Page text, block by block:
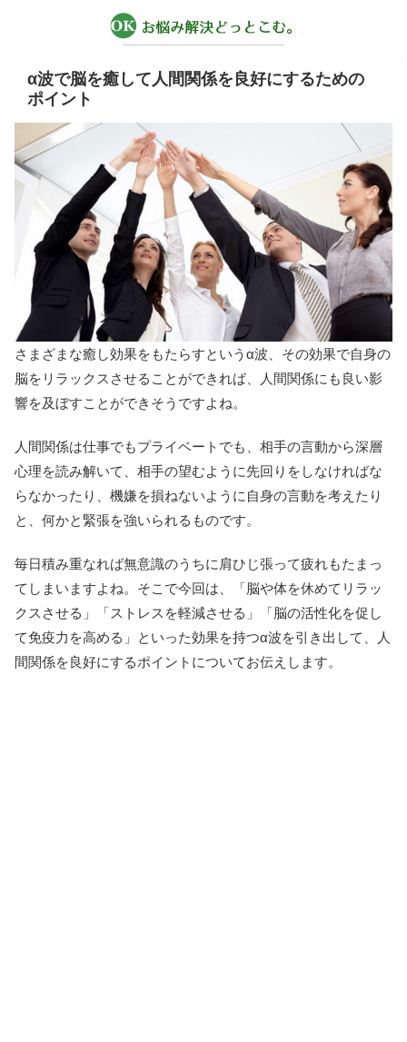
α波で脳を癒して人間関係を良好にするための
ポイント
さまざまな癒し効果をもたらすというα波、その効果で自身の
脳をリラックスさせることができれば、人間関係にも良い影
響を及ぼすことができそうですよね。
人間関係は仕事でもプライベートでも、相手の言動から深層
心理を読み解いて、相手の望むように先回りをしなければな
らなかったり、機嫌を損ねないように自身の言動を考えたり
と、何かと緊張を強いられるものです。
毎日積み重なれば無意識のうちに肩ひじ張って疲れもたまっ
てしまいますよね。そこで今回は、「脳や体を休めてリラッ
クスさせる」「ストレスを軽減させる」「脳の活性化を促し
て免疫力を高める」といった効果を持つα波を引き出して、人
間関係を良好にするポイントについてお伝えします。